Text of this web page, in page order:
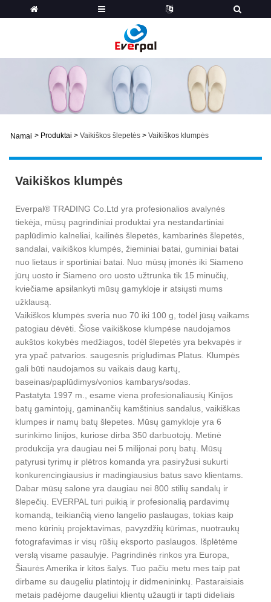
Namai > Produktai > Vaikiškos šlepetės > Vaikiškos klumpės
Vaikiškos klumpės
Everpal® TRADING Co.Ltd yra profesionalios avalynės
tiekėja, mūsų pagrindiniai produktai yra nestandartiniai
paplūdimio kalneliai, kailinės šlepetės, kambarinės šlepetės,
sandalai, vaikiškos klumpės, žieminiai batai, guminiai batai
nuo lietaus ir sportiniai batai. Nuo mūsų įmonės iki Siameno
jūrų uosto ir Siameno oro uosto užtrunka tik 15 minučių,
kviečiame apsilankyti mūsų gamykloje ir atsiųsti mums
užklausą.
Vaikiškos klumpės sveria nuo 70 iki 100 g, todėl jūsų vaikams
patogiau dėvėti. Šiose vaikiškose klumpėse naudojamos
aukštos kokybės medžiagos, todėl šlepetės yra bekvapės ir
yra ypač patvarios. saugesnis prigludimas Platus. Klumpės
gali būti naudojamos su vaikais daug kartų,
baseinas/paplūdimys/vonios kambarys/sodas.
Pastatyta 1997 m., esame viena profesionaliausių Kinijos
batų gamintojų, gaminančių kamštinius sandalus, vaikiškas
klumpes ir namų batų šlepetes. Mūsų gamykloje yra 6
surinkimo linijos, kuriose dirba 350 darbuotojų. Metinė
produkcija yra daugiau nei 5 milijonai porų batų. Mūsų
patyrusi tyrimų ir plėtros komanda yra pasiryžusi sukurti
konkurencingiausius ir madingiausius batus savo klientams.
Dabar mūsų salone yra daugiau nei 800 stilių sandalų ir
šlepečių. EVERPAL turi puikią ir profesionalią pardavimų
komandą, teikiančią vieno langelio paslaugas, tokias kaip
meno kūrinių projektavimas, pavyzdžių kūrimas, nuotraukų
fotografavimas ir visų rūšių eksporto paslaugos. Išplėtėme
verslą visame pasaulyje. Pagrindinės rinkos yra Europa,
Šiaurės Amerika ir kitos šalys. Tuo pačiu metu mes taip pat
dirbame su daugeliu platintojų ir didmenininkų. Pastaraisiais
metais padėjome daugeliui klientų užaugti ir tapti dideliais